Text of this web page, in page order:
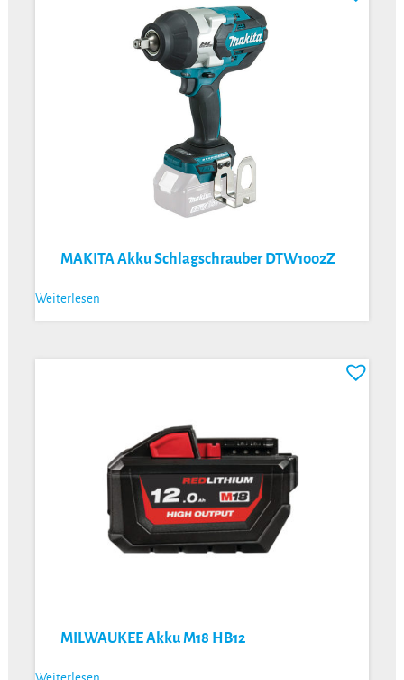
MAKITA Akku Schlagschrauber DTW1002Z
Weiterlesen
MILWAUKEE Akku M18 HB12
Weiterlesen